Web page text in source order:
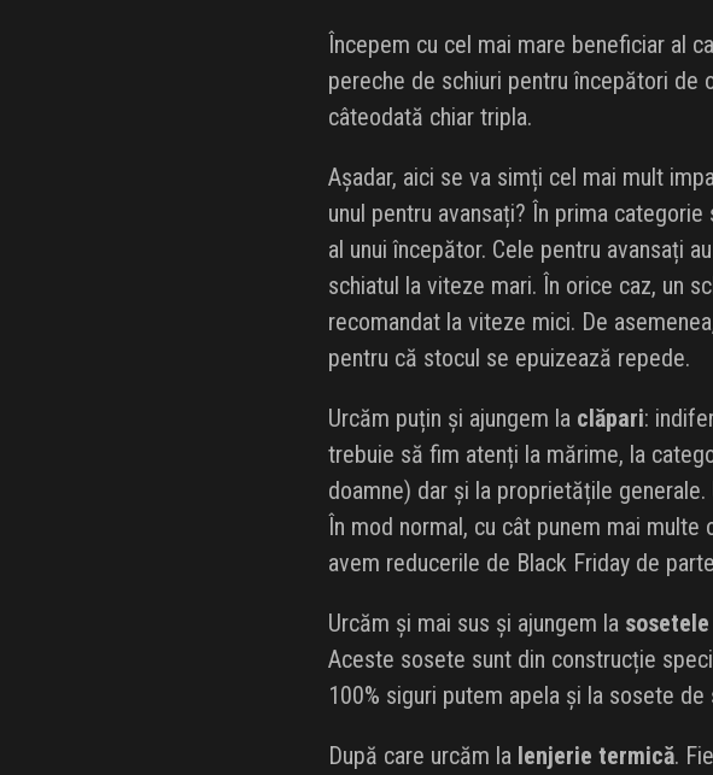
Începem cu cel mai mare beneficiar al
pereche de schiuri pentru începători de
câteodată chiar tripla.
Așadar, aici se va simți cel mai mult
unul pentru avansați? În prima
al unui începător. Cele pentru avansați
schiatul la viteze mari. În orice caz, un
recomandat la viteze mici. De
pentru că stocul se epuizează repede.
Urcăm puțin și ajungem la clăpari:
trebuie să fim atenți la mărime, la
doamne) dar și la proprietățile
În mod normal, cu cât punem mai
avem reducerile de Black Friday de
Urcăm și mai sus și ajungem la
Aceste sosete sunt din construcție
100% siguri putem apela și la sosete de
După care urcăm la lenjerie termică.